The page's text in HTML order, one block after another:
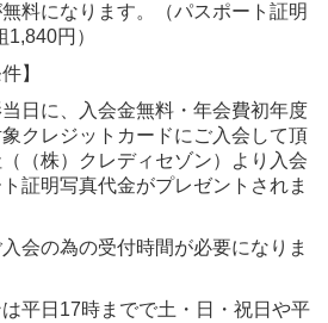
料になります。（パスポート証明
円）
】
日に、入会金無料・年会費初年度
クレジットカードにご入会して頂
（株）クレディセゾン）より入会
証明写真代金がプレゼントされま
会の為の受付時間が必要になりま
平日17時までで土・日・祝日や平